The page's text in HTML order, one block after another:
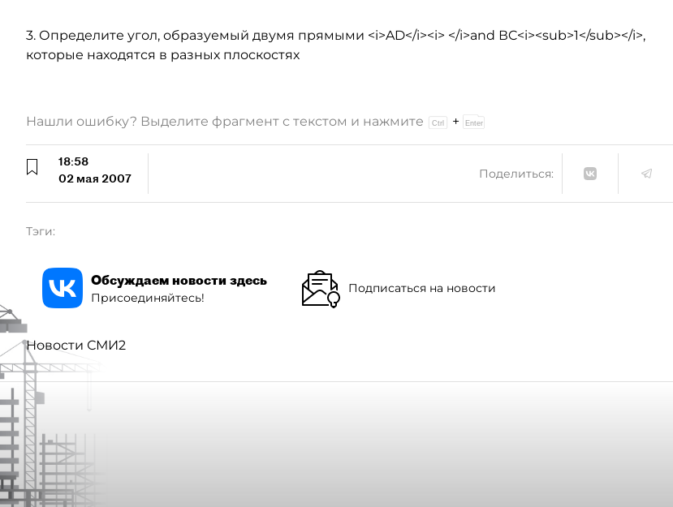
3. Определите угол, образуемый двумя прямыми <i>AD</i><i> </i>and ВC<i><sub>1</sub></i>,
которые находятся в разных плоскостях
Нашли ошибку? Выделите фрагмент с текстом и нажмите +
18:58
02 мая 2007
Поделиться:
Тэги:
Обсуждаем новости здесь
Присоединяйтесь!
Подписаться на новости
Новости СМИ2